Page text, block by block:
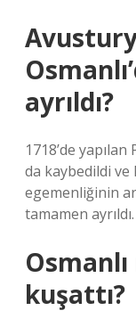
ayrıldı?
1718’de
da kaybedildi ve
egemenliğinin
tamamen ayrıldı.
Osmanlı
kuşattı?